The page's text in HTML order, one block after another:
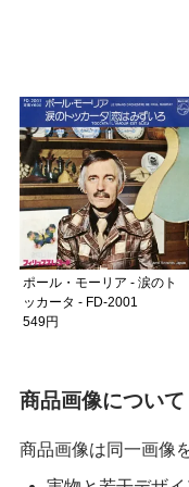
ポール・モーリア - 涙のト
ッカータ - FD-2001
549円
ご購入前の注
商品画像について
商品画像は同一画像